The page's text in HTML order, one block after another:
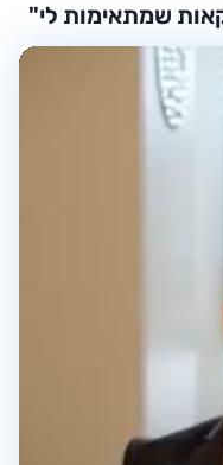
שמתאימות לי"